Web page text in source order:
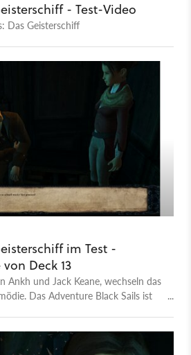
- Test-Video
Das Geisterschiff
im Test -
Deck 13
Ankh und Jack Keane, wechseln das
Das Adventure Black Sails ist